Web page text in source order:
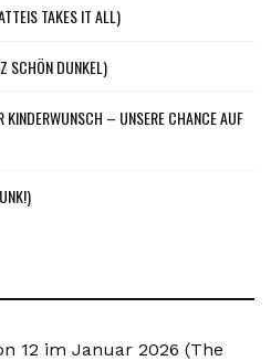
TAKES IT ALL)
SCHÖN DUNKEL)
KINDERWUNSCH – UNSERE CHANCE AUF
12 im Januar 2026 (The